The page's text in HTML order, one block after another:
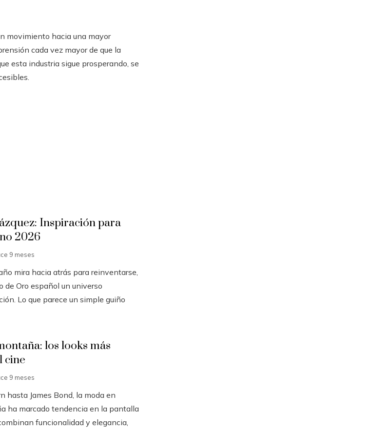
movimiento hacia una mayor
cada vez mayor de que la
esta industria sigue prosperando, se
Inspiración para
2026
9 meses
mira hacia atrás para reinventarse,
de Oro español un universo
Lo que parece un simple guiño
los looks más
cine
9 meses
hasta James Bond, la moda en
ha marcado tendencia en la pantalla
funcionalidad y elegancia,